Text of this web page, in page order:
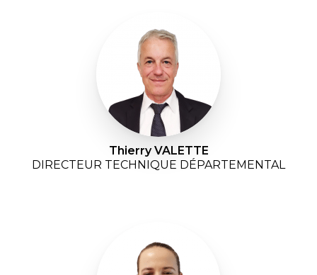
Thierry VALETTE
DIRECTEUR TECHNIQUE DÉPARTEMENTAL